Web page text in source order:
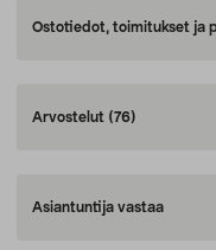
Ostotiedot, toimitukset ja
Arvostelut (76)
Asiantuntija vastaa